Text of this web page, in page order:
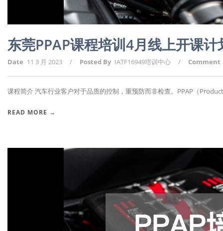
东莞PPAP课程培训4月线上开课
Date 11 3 月 2023 / Posted By IATF16949培训中心 / Comment
课程简介 汽车行业客户对于品质的控制，重预防而非检查。PPAP（
READ MORE →